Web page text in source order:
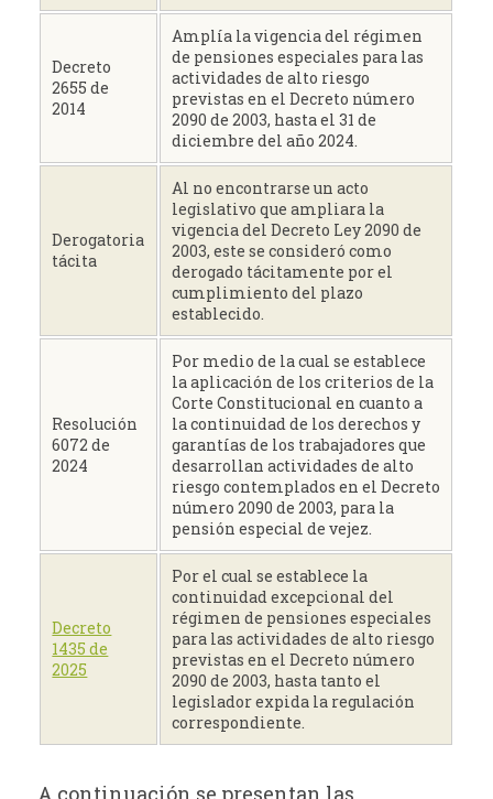
Decreto
2655 de
2014
Amplía la vigencia del régimen
de pensiones especiales para las
actividades de alto riesgo
previstas en el Decreto número
2090 de 2003, hasta el 31 de
diciembre del año 2024.
Derogatoria
tácita
Al no encontrarse un acto
legislativo que ampliara la
vigencia del Decreto Ley 2090 de
2003, este se consideró como
derogado tácitamente por el
cumplimiento del plazo
establecido.
Resolución
6072 de
2024
Por medio de la cual se establece
la aplicación de los criterios de la
Corte Constitucional en cuanto a
la continuidad de los derechos y
garantías de los trabajadores que
desarrollan actividades de alto
riesgo contemplados en el Decreto
número 2090 de 2003, para la
pensión especial de vejez.
Decreto
1435 de
2025
Por el cual se establece la
continuidad excepcional del
régimen de pensiones especiales
para las actividades de alto riesgo
previstas en el Decreto número
2090 de 2003, hasta tanto el
legislador expida la regulación
correspondiente.
A continuación se presentan las